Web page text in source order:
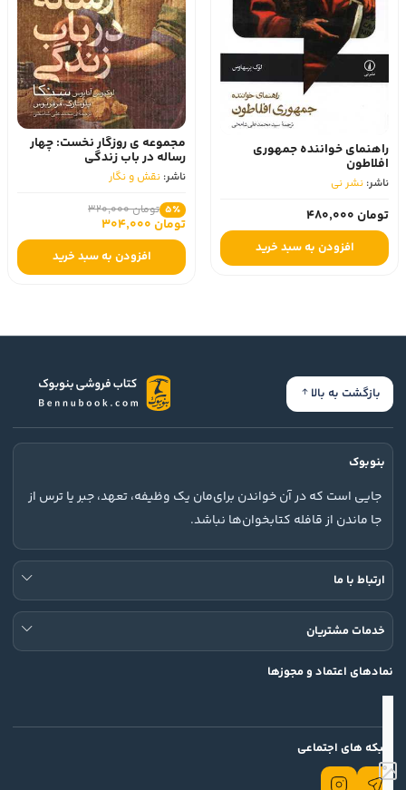
راهنمای خواننده جمهوری
افلاطون
ناشر: نشر نی
تومان 480,000
افزودن به سبد خرید
مجموعه ی روزگار نخست: چهار
رساله در باب زندگی
ناشر: نقش و نگار
5٪ تومان 320,000
تومان 304,000
افزودن به سبد خرید
بازگشت به بالا
بنوبوک
جایی است که در آن خواندن برای‌مان یک وظیفه، تعهد، جبر یا ترس از
جا ماندن از قافله کتابخوان‌ها نباشد.
ارتباط با ما
خدمات مشتریان
نمادهای اعتماد و مجوزها
شبکه های اجتماعی